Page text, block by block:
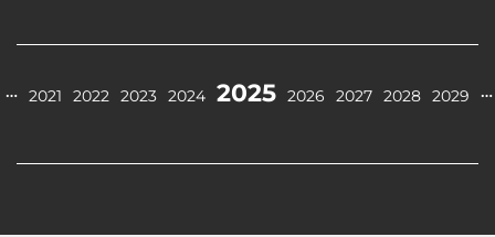
… 2021 2022 2023 2024 2025 2026 2027 2028 2029 …